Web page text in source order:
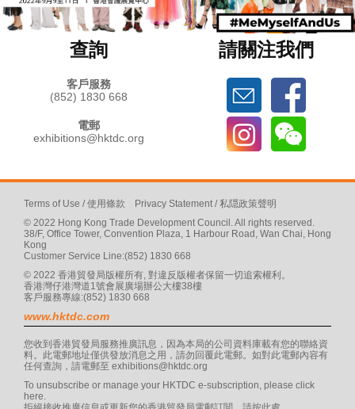
查詢
客戶服務
(852) 1830 668
電郵
exhibitions@hktdc.org
請關注我們
Terms of Use /使用條款 Privacy Statement /私隠政策聲明
© 2022 Hong Kong Trade Development Council. All rights reserved.
38/F, Office Tower, Convention Plaza, 1 Harbour Road, Wan Chai, Hong
Kong
Customer Service Line:(852) 1830 668
© 2022 香港貿發局版權所有, 對違反版權者保留一切追索權利。
香港灣仔港灣道1號會展廣場辦公大樓38樓
客戶服務專線:(852) 1830 668
www.hktdc.com
您收到香港貿發局服務推廣訊息，因為本局的公司資料庫載有您的聯絡資
料。此電郵地址僅供發放消息之用，請勿回覆此電郵。如對此電郵內容有
任何查詢，請電郵至 exhibitions@hktdc.org
To unsubscribe or manage your HKTDC e-subscription, please click
here.